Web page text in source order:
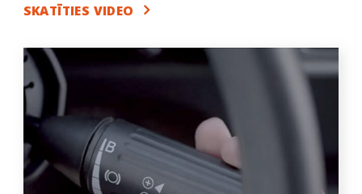
SKATĪTIES VIDEO